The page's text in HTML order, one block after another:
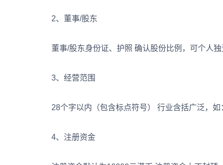
2、董事/股东
董事/股东身份证、护照 确认股份比例，可个人独
3、经营范围
28个字以内（包含标点符号） 行业含括广泛，如
4、注册资金